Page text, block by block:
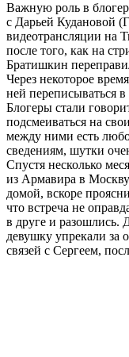
Важную роль в
с Дарьей Кудановой
видеотрансляции на
после того, как на
Братишкин
Через некоторое
ней переписываться
Блогеры стали
подсмеиваться на
между ними есть
сведениям, шутки
Спустя несколько
из Армавира в
домой, вскоре
что встреча не
в друге и разошлись.
девушку упрекали за
связей с Сергеем,